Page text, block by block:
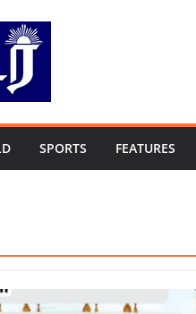
SPORTS FEATURES